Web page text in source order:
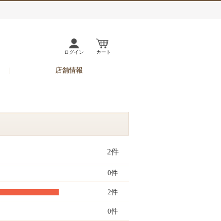
ログイン カート
店舗情報
2件
0件
2件
0件